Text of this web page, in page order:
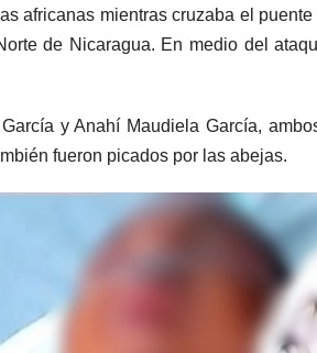
africanas mientras cruzaba el
de Nicaragua. En medio del
y Anahí Maudiela García,
fueron picados por las abejas.